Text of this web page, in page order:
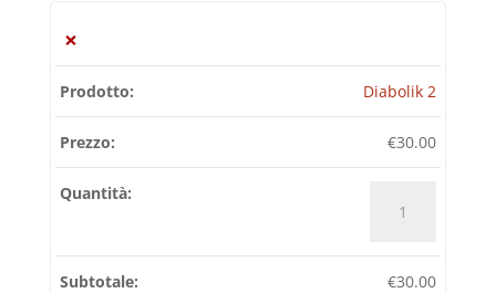
×
Diabolik 2
€30.00
€30.00